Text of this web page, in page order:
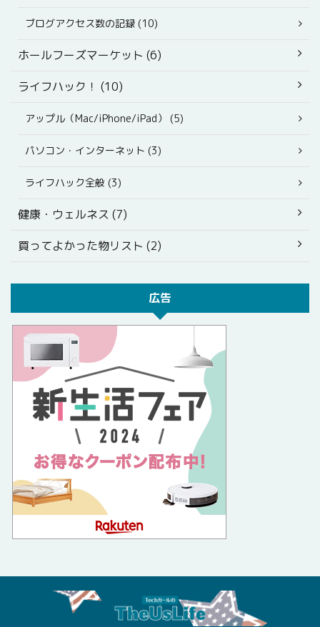
ブログアクセス数の記録 (10)
ホールフーズマーケット (6)
ライフハック！ (10)
アップル（Mac/iPhone/iPad） (5)
パソコン・インターネット (3)
ライフハック全般 (3)
健康・ウェルネス (7)
買ってよかった物リスト (2)
広告